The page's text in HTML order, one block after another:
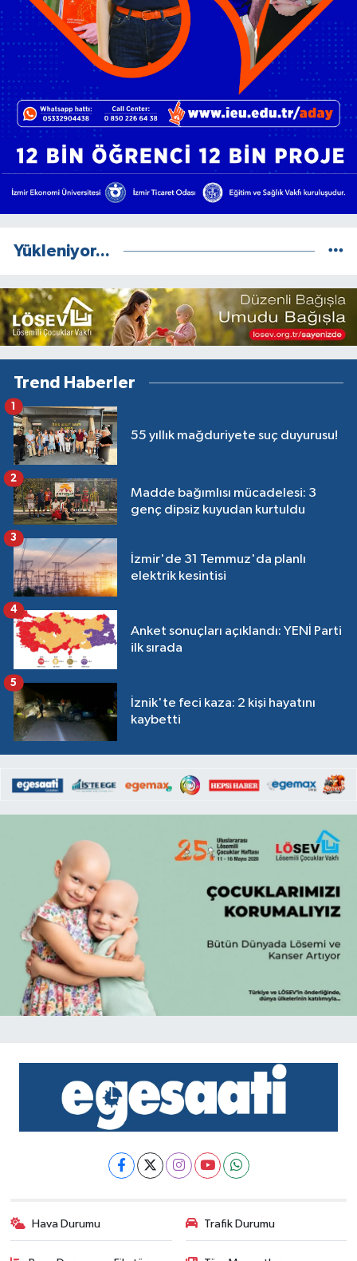
Yükleniyor...
Trend Haberler
55 yıllık mağduriyete suç duyurusu!
1
Madde bağımlısı mücadelesi: 3
genç dipsiz kuyudan kurtuldu
2
İzmir'de 31 Temmuz'da planlı
elektrik kesintisi
3
Anket sonuçları açıklandı: YENİ Parti
ilk sırada
4
İznik'te feci kaza: 2 kişi hayatını
kaybetti
5
Hava Durumu Trafik Durumu